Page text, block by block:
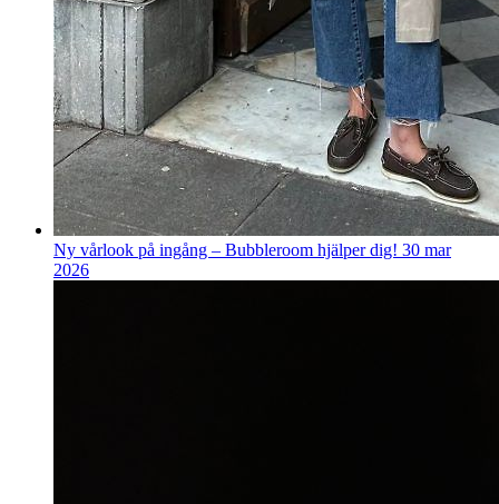
Ny vårlook på ingång – Bubbleroom hjälper dig! 30 mar
2026